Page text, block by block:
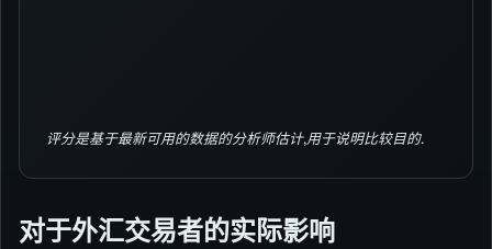
评分是基于最新可用的数据的分析师估计,用于说明比较目的.
对于外汇交易者的实际影响